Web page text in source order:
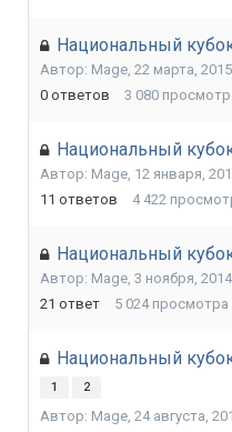
Национальный
Автор: Mage, 22 марта, 2015
0 ответов 3 080
Национальный
Автор: Mage, 12 января,
11 ответов 4 422
Национальный
Автор: Mage, 3 ноября, 2014
21 ответ 5 024 просмотра
Национальный
1 2
Автор: Mage, 24 августа,